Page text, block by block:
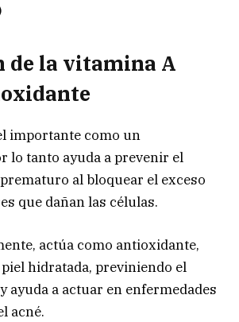
de la vitamina A
importante como un
lo tanto ayuda a prevenir el
al bloquear el exceso
que dañan las células.
actúa como antioxidante,
hidratada, previniendo el
ayuda a actuar en enfermedades
acné.